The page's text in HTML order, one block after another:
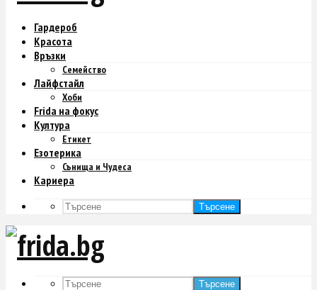
Гардероб
Красота
Връзки
Семейство
Лайфстайл
Хоби
Frida на фокус
Култура
Етикет
Езотерика
Сънища и Чудеса
Кариера
Търсене
Търсене